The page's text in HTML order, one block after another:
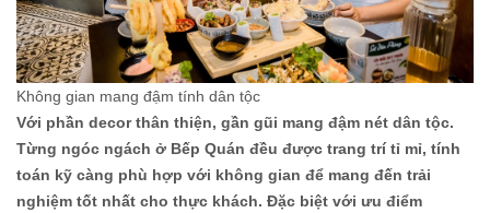
Không gian mang đậm tính dân tộc
Với phần decor thân thiện, gần gũi mang đậm nét dân tộc.
Từng ngóc ngách ở Bếp Quán đều được trang trí tỉ mỉ, tính
toán kỹ càng phù hợp với không gian để mang đến trải
nghiệm tốt nhất cho thực khách. Đặc biệt với ưu điểm